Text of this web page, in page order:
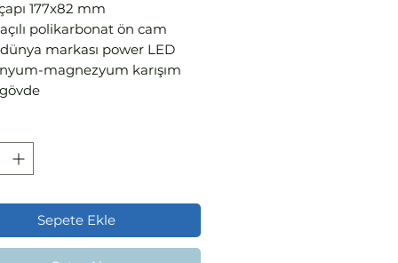
177x82 mm
açılı polikarbonat ön cam
dünya markası power LED
magnezyum karışım
60 Hz IP 68 su sızdırmazlık
gövde
Sepete Ekle